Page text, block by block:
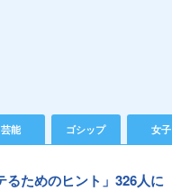
芸能 ゴシップ 女子
るためのヒント」326人に